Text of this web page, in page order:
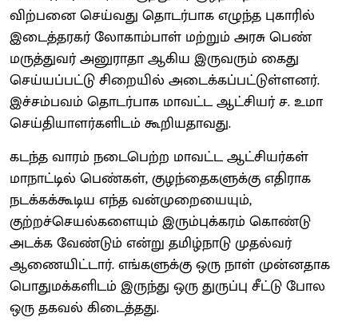
விற்பனை செய்வது தொடர்பாக எழுந்த புகாரில்
இடைத்தரகர் லோகாம்பாள் மற்றும் அரசு பெண்
மருத்துவர் அனுராதா ஆகிய இருவரும் கைது
செய்யப்பட்டு சிறையில் அடைக்கப்பட்டுள்ளனர்.
இச்சம்பவம் தொடர்பாக மாவட்ட ஆட்சியர் ச. உமா
செய்தியாளர்களிடம் கூறியதாவது.
கடந்த வாரம் நடைபெற்ற மாவட்ட ஆட்சியர்கள்
மாநாட்டில் பெண்கள், குழந்தைகளுக்கு எதிராக
நடக்கக்கூடிய எந்த வன்முறையையும்,
குற்றச்செயல்களையும் இரும்புக்கரம் கொண்டு
அடக்க வேண்டும் என்று தமிழ்நாடு முதல்வர்
ஆணையிட்டார். எங்களுக்கு ஒரு நாள் முன்னதாக
பொதுமக்களிடம் இருந்து ஒரு துருப்பு சீட்டு போல
ஒரு தகவல் கிடைத்தது.